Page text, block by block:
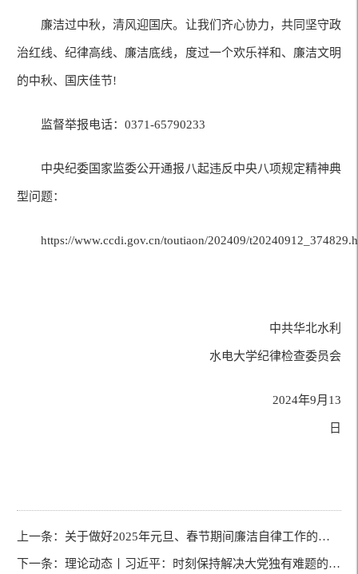
廉洁过中秋，清风迎国庆。让我们齐心协力，共同坚守政
治红线、纪律高线、廉洁底线，度过一个欢乐祥和、廉洁文明
的中秋、国庆佳节!
监督举报电话：0371-65790233
中央纪委国家监委公开通报八起违反中央八项规定精神典
型问题：
https://www.ccdi.gov.cn/toutiaon/202409/
中共华北水利
水电大学纪律检查委员会
2024年9月13
日
上一条： 关于做好2025年元旦、春节期间廉洁自律工作的通知
下一条： 理论动态丨习近平：时刻保持解决大党独有难题的清醒和坚定，把党的伟大自我革命进行到底